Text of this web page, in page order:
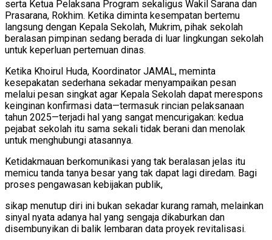
serta Ketua Pelaksana Program sekaligus Wakil Sarana dan
Prasarana, Rokhim. Ketika diminta kesempatan bertemu
langsung dengan Kepala Sekolah, Mukrim, pihak sekolah
beralasan pimpinan sedang berada di luar lingkungan sekolah
untuk keperluan pertemuan dinas.
Ketika Khoirul Huda, Koordinator JAMAL, meminta
kesepakatan sederhana sekadar menyampaikan pesan
melalui pesan singkat agar Kepala Sekolah dapat merespons
keinginan konfirmasi data—termasuk rincian pelaksanaan
tahun 2025—terjadi hal yang sangat mencurigakan: kedua
pejabat sekolah itu sama sekali tidak berani dan menolak
untuk menghubungi atasannya.
Ketidakmauan berkomunikasi yang tak beralasan jelas itu
memicu tanda tanya besar yang tak dapat lagi diredam. Bagi
proses pengawasan kebijakan publik,
sikap menutup diri ini bukan sekadar kurang ramah, melainkan
sinyal nyata adanya hal yang sengaja dikaburkan dan
disembunyikan di balik lembaran data proyek revitalisasi.